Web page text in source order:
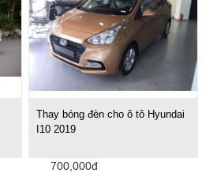
Thay bóng đèn cho ô tô Hyundai
I10 2019
700,000đ